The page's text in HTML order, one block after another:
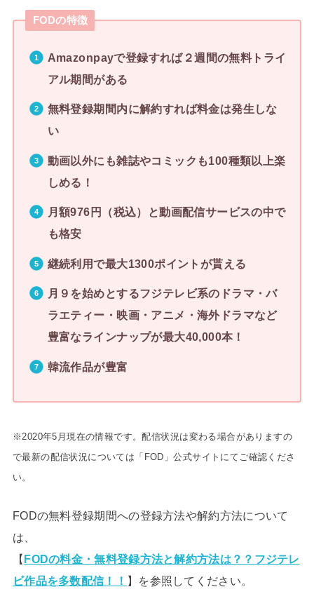
FODの特徴
Amazonpayで登録すれば２週間の無料トライ
アル期間がある
無料登録期間内に解約すれば料金は発生しな
い
動画以外にも雑誌やコミックも100種類以上楽
しめる！
月額976円（税込）と動画配信サービスの中で
も格安
継続利用で最大1300ポイントが貰える
月９を始めとするフジテレビ系のドラマ・バ
ラエティー・映画・アニメ・海外ドラマなど
豊富なラインナップが最大40,000本！
韓流作品が豊富
※2020年5月現在の情報です。配信状況は変わる場合がありますの
で最新の配信状況については「FOD」公式サイトにてご確認くださ
い。
FODの無料登録期間への登録方法や解約方法について
は、
【FODの料金・無料登録方法と解約方法は？？フジテレ
ビ作品を多数配信！！ 】を参照してください。